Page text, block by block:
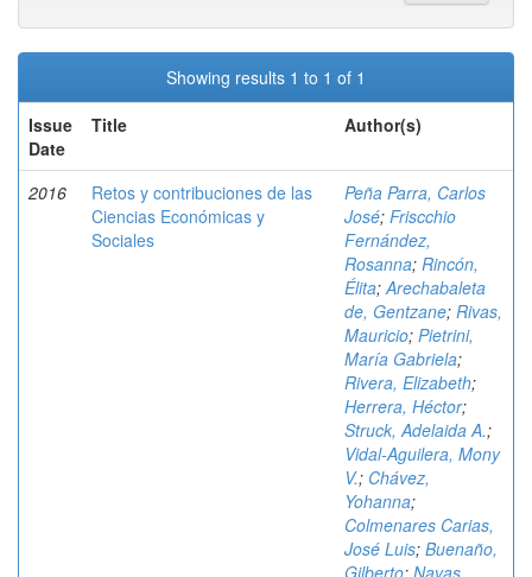
Showing results 1 to 1 of 1
Issue
Date
Title Author(s)
2016
Retos y contribuciones de las
Ciencias Económicas y
Sociales
Peña Parra, Carlos
José; Friscchio
Fernández,
Rosanna; Rincón,
Élita;Arechabaleta
de, Gentzane; Rivas,
Mauricio; Pietrini,
María Gabriela;
Rivera, Elizabeth;
Herrera, Héctor;
Struck, Adelaida A.;
Vidal-Aguilera, Mony
V.; Chávez,
Yohanna;
Colmenares Carias,
José Luis; Buenaño,
Gilberto; Navas,